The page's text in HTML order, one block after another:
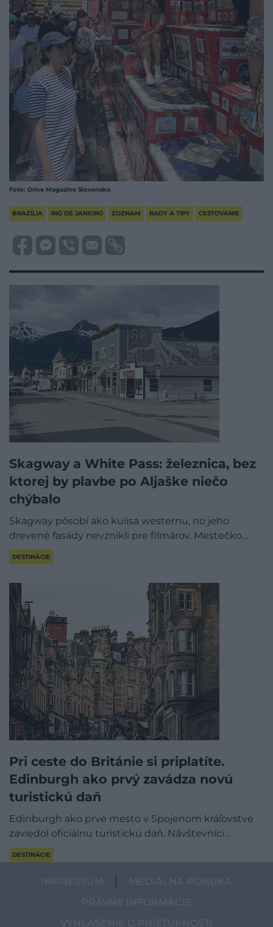
Foto: Drive Magazine Slovensko
BRAZÍLIA RIO DE JANEIRO ZOZNAM RADY A TIPY CESTOVANIE
Skagway a White Pass: železnica, bez
ktorej by plavbe po Aljaške niečo
chýbalo
Skagway pôsobí ako kulisa westernu, no jeho
drevené fasády nevznikli pre filmárov. Mestečko…
DESTINÁCIE
Pri ceste do Británie si priplatíte.
Edinburgh ako prvý zavádza novú
turistickú daň
Edinburgh ako prvé mesto v Spojenom kráľovstve
zaviedol oficiálnu turistickú daň. Návštevníci…
DESTINÁCIE